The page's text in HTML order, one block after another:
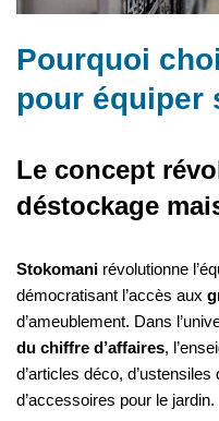
Pourquoi
pour équiper
Le concept
déstockage
Stokomani révolutionne
démocratisant l’accès aux
d’ameublement. Dans
du chiffre d’affaires,
d’articles déco,
d’accessoires pour le jardin.